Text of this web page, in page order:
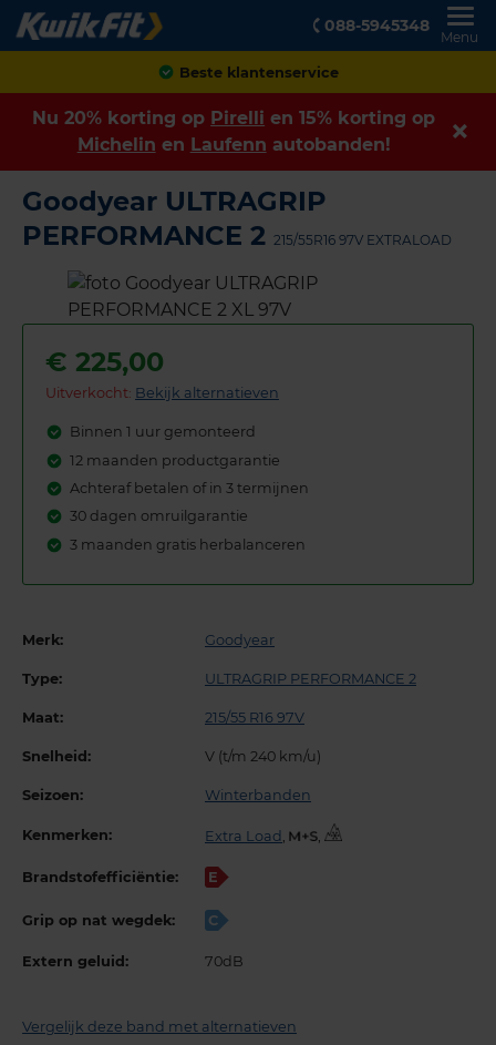
088-5945348
Menu
Beste klantenservice
Nu 20% korting op Pirelli en 15% korting op
Michelin en Laufenn autobanden!
Goodyear ULTRAGRIP
PERFORMANCE 2 215/55R16 97V EXTRALOAD
€ 225,00
Uitverkocht: Bekijk alternatieven
Binnen 1 uur gemonteerd
12 maanden productgarantie
Achteraf betalen of in 3 termijnen
30 dagen omruilgarantie
3 maanden gratis herbalanceren
Merk: Goodyear
Type: ULTRAGRIP PERFORMANCE 2
Maat: 215/55 R16 97V
Snelheid: V (t/m 240 km/u)
Seizoen: Winterbanden
Kenmerken: Extra Load , ,
Brandstofefficiëntie: E
Grip op nat wegdek: C
Extern geluid: 70dB
Vergelijk deze band met alternatieven